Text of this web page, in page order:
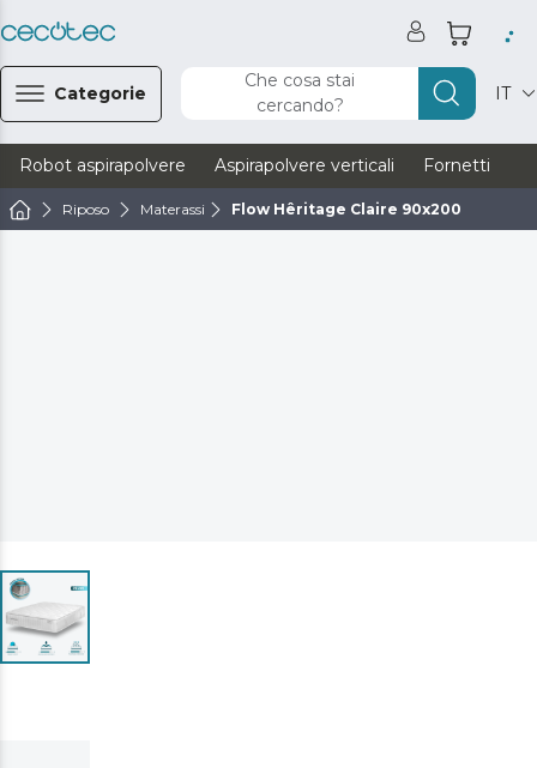
Categorie
Che cosa stai
cercando?
IT
Robot aspirapolvere Aspirapolvere verticali Fornetti
Riposo Materassi Flow Hêritage Claire 90x200